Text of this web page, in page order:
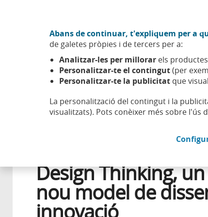
Abans de continuar, t'expliquem per a
de galetes pròpies i de tercers per a:
Analitzar-les per millorar els
Personalitzar-te el contingut(per
Personalitzar-te la publicitat que
La personalització del contingut i la
visualitzats). Pots conèixer més sobre l'ús
Sobre nosaltres
Esfera Innovació Transformació Design
2 OCTUBRE 2018
Design Thinking, un
nou model de
innovació